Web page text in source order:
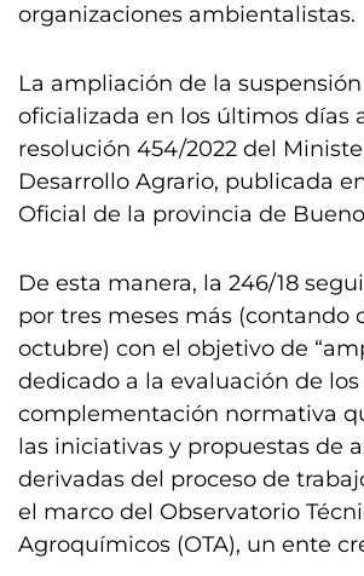
organizaciones ambientalistas.
La ampliación de la
oficializada en los últimos días
resolución 454/2022 del
Desarrollo Agrario, publicada
Oficial de la provincia de
De esta manera, la 246/18
por tres meses más (contando
octubre) con el objetivo de
dedicado a la evaluación de
complementación normativa
las iniciativas y propuestas de
derivadas del proceso de
el marco del Observatorio
Agroquímicos (OTA), un ente